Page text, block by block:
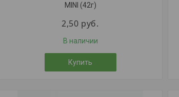
MINI (42г)
2,50 руб.
В наличии
Купить